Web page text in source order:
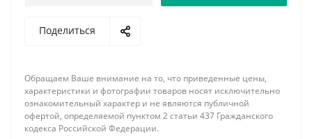
Поделиться
Обращаем Ваше внимание на то, что приведенные цены,
характеристики и фотографии товаров носят исключительно
ознакомительный характер и не являются публичной
офертой, определяемой пунктом 2 статьи 437 Гражданского
кодекса Российской Федерации.